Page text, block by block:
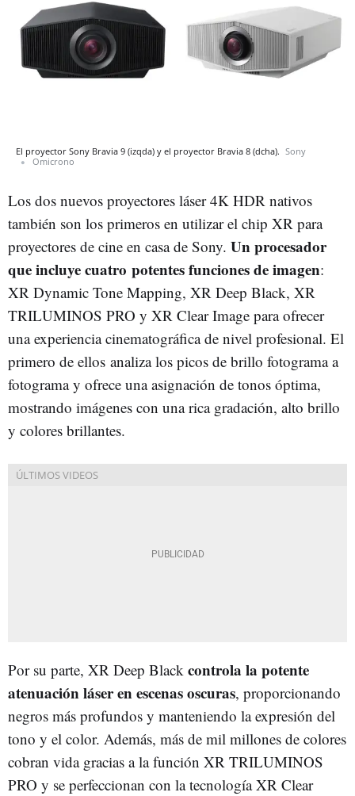
El proyector Sony Bravia 9 (izqda) y el proyector Bravia 8 (dcha). Sony
Omicrono
Los dos nuevos proyectores láser 4K HDR nativos
también son los primeros en utilizar el chip XR para
proyectores de cine en casa de Sony. Un procesador
que incluye cuatro potentes funciones de imagen:
XR Dynamic Tone Mapping, XR Deep Black, XR
TRILUMINOS PRO y XR Clear Image para ofrecer
una experiencia cinematográfica de nivel profesional. El
primero de ellos analiza los picos de brillo fotograma a
fotograma y ofrece una asignación de tonos óptima,
mostrando imágenes con una rica gradación, alto brillo
y colores brillantes.
Por su parte, XR Deep Black controla la potente
atenuación láser en escenas oscuras, proporcionando
negros más profundos y manteniendo la expresión del
tono y el color. Además, más de mil millones de colores
cobran vida gracias a la función XR TRILUMINOS
PRO y se perfeccionan con la tecnología XR Clear